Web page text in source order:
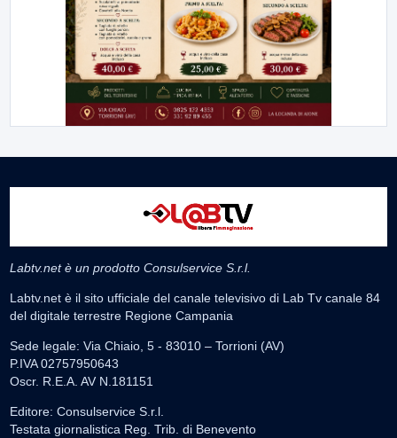
Labtv.net è un prodotto Consulservice S.r.l.
Labtv.net è il sito ufficiale del canale televisivo di Lab Tv canale 84
del digitale terrestre Regione Campania
Sede legale: Via Chiaio, 5 - 83010 – Torrioni (AV)
P.IVA 02757950643
Oscr. R.E.A. AV N.181151
Editore: Consulservice S.r.l.
Testata giornalistica Reg. Trib. di Benevento